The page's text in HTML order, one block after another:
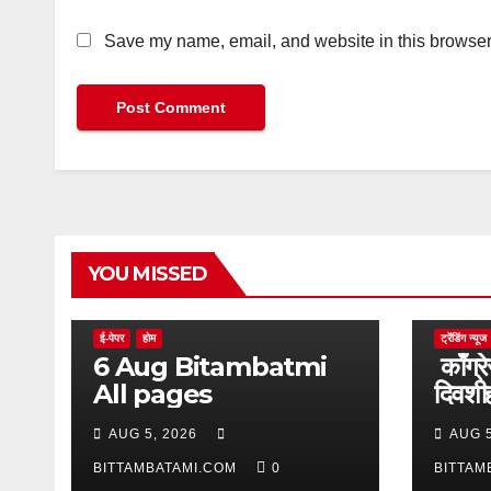
Save my name, email, and website in this
YOU MISSED
ई-पेपर होम
6 Aug Bitambatmi
All pages
AUG 5, 2026
BITTAMBATAMI.COM 0
ट्रेंडिंग न्यूज
AUG